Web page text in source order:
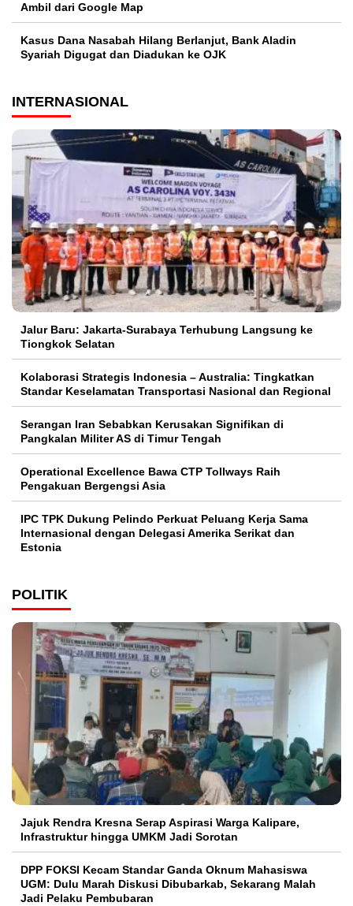
Ambil dari Google Map
Kasus Dana Nasabah Hilang Berlanjut, Bank Aladin
Syariah Digugat dan Diadukan ke OJK
INTERNASIONAL
Jalur Baru: Jakarta-Surabaya Terhubung Langsung ke
Tiongkok Selatan
Kolaborasi Strategis Indonesia – Australia: Tingkatkan
Standar Keselamatan Transportasi Nasional dan Regional
Serangan Iran Sebabkan Kerusakan Signifikan di
Pangkalan Militer AS di Timur Tengah
Operational Excellence Bawa CTP Tollways Raih
Pengakuan Bergengsi Asia
IPC TPK Dukung Pelindo Perkuat Peluang Kerja Sama
Internasional dengan Delegasi Amerika Serikat dan
Estonia
POLITIK
Jajuk Rendra Kresna Serap Aspirasi Warga Kalipare,
Infrastruktur hingga UMKM Jadi Sorotan
DPP FOKSI Kecam Standar Ganda Oknum Mahasiswa
UGM: Dulu Marah Diskusi Dibubarkab, Sekarang Malah
Jadi Pelaku Pembubaran